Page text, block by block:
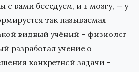
с вами беседуем, и в мозгу, — у
так называемая
видный учёный – физиолог
разработал учение о
конкретной задачи –